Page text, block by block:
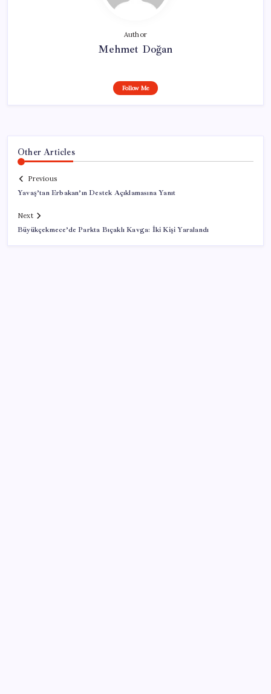
Author
Mehmet Doğan
Follow Me
Other Articles
Previous
Yavaş’tan Erbakan’ın Destek Açıklamasına Yanıt
Next
Büyükçekmece’de Parkta Bıçaklı Kavga: İki Kişi Yaralandı